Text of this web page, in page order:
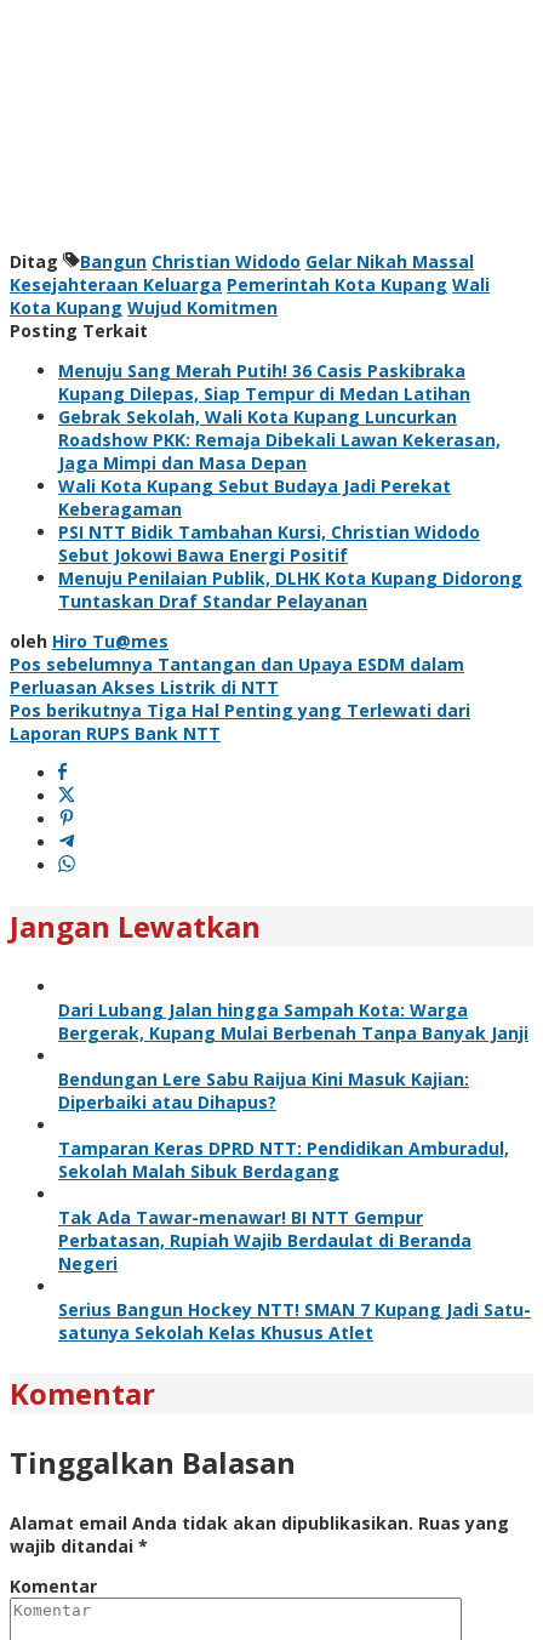
Ditag Bangun Christian Widodo Gelar Nikah Massal
Kesejahteraan Keluarga Pemerintah Kota Kupang Wali
Kota Kupang Wujud Komitmen
Posting Terkait
Menuju Sang Merah Putih! 36 Casis Paskibraka
Kupang Dilepas, Siap Tempur di Medan Latihan
Gebrak Sekolah, Wali Kota Kupang Luncurkan
Roadshow PKK: Remaja Dibekali Lawan Kekerasan,
Jaga Mimpi dan Masa Depan
Wali Kota Kupang Sebut Budaya Jadi Perekat
Keberagaman
PSI NTT Bidik Tambahan Kursi, Christian Widodo
Sebut Jokowi Bawa Energi Positif
Menuju Penilaian Publik, DLHK Kota Kupang Didorong
Tuntaskan Draf Standar Pelayanan
oleh Hiro Tu@mes
Navigasi
pos
Pos sebelumnya Tantangan dan Upaya ESDM dalam
Perluasan Akses Listrik di NTT
Pos berikutnya Tiga Hal Penting yang Terlewati dari
Laporan RUPS Bank NTT
Jangan Lewatkan
Dari Lubang Jalan hingga Sampah Kota: Warga
Bergerak, Kupang Mulai Berbenah Tanpa Banyak Janji
Bendungan Lere Sabu Raijua Kini Masuk Kajian:
Diperbaiki atau Dihapus?
Tamparan Keras DPRD NTT: Pendidikan Amburadul,
Sekolah Malah Sibuk Berdagang
Tak Ada Tawar-menawar! BI NTT Gempur
Perbatasan, Rupiah Wajib Berdaulat di Beranda
Negeri
Serius Bangun Hockey NTT! SMAN 7 Kupang Jadi Satu-
satunya Sekolah Kelas Khusus Atlet
Komentar
Tinggalkan Balasan
Alamat email Anda tidak akan dipublikasikan. Ruas yang
wajib ditandai *
Komentar